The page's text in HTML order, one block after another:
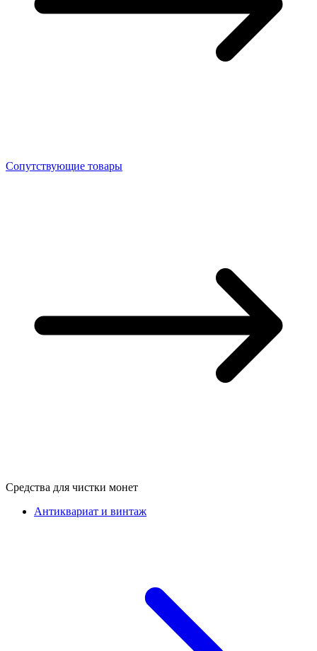
Сопутствующие товары
Средства для чистки монет
Антиквариат и винтаж